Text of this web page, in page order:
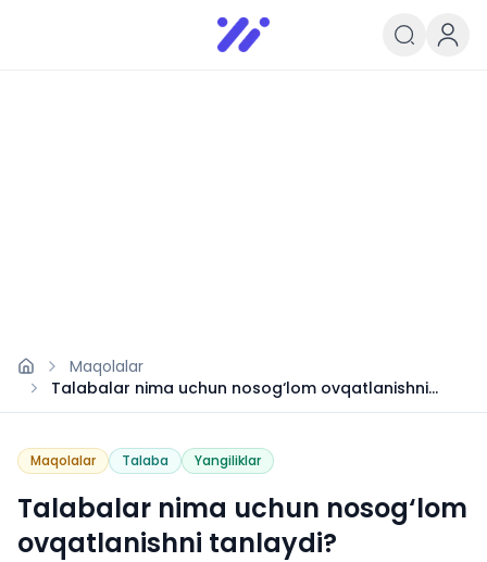
Infoedu
Ta&#039;lim xabarlari va
Maqolalar
Talabalar nima uchun nosog‘lom ovqatlanishni
tanlaydi?
Maqolalar Talaba Yangiliklar
Talabalar nima uchun nosog‘lom
ovqatlanishni tanlaydi?